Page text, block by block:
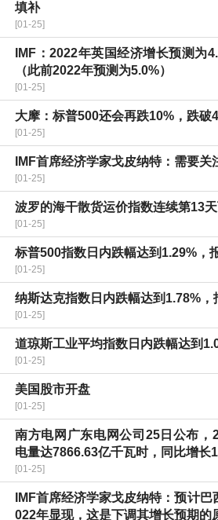
填补
[01-25]
IMF：2022年英国经济增长预测为
（此前2022年预测为5.0%）
[01-25]
大摩：标普500还会再跌10%，跌破
[01-25]
IMF首席经济学家戈皮纳特：需要关
[01-25]
波罗的海干散货运价指数连续第13
[01-25]
标普500指数日内跌幅达到1.29%，
[01-25]
纳斯达克指数日内跌幅达到1.78%，
[01-25]
道琼斯工业平均指数日内跌幅达到
[01-25]
美国股市开盘
[01-25]
南方电网广东电网公司25日公布，
电量达7866.63亿千瓦时，同比增长
[01-25]
IMF首席经济学家戈皮纳特：预计
022年显现，这是下调其增长预期的